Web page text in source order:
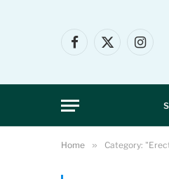
Facebook
X
Home » Category: